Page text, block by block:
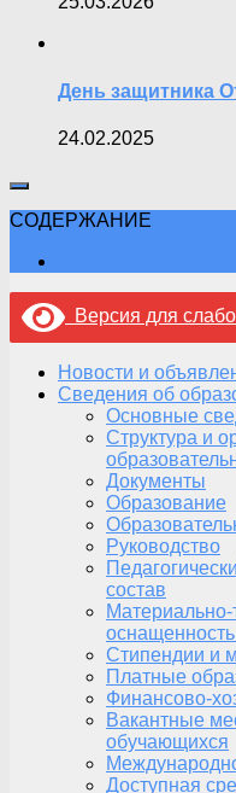
День защитника
24.02.2025
СОДЕРЖАНИЕ
Версия для
Новости и
Сведения об
Основные
Структура и
Документы
Образование
Руководство
состав
Материально-
Стипендии и
Платные
Финансово-
Вакантные
обучающихся
Доступная